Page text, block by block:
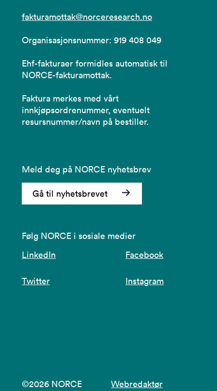
fakturamottak@norceresearch.no
Organisasjonsnummer: 919 408 049
Ehf-fakturaer formidles automatisk til
NORCE-fakturamottak.
Faktura merkes med vårt
innkjøpsordrenummer, eventuelt
resursnummer/navn på bestiller.
Meld deg på NORCE nyhetsbrev
Gå til nyhetsbrevet
Følg NORCE i sosiale medier
LinkedIn
Facebook
Twitter Instagram
©2026 NORCE Webredaktør